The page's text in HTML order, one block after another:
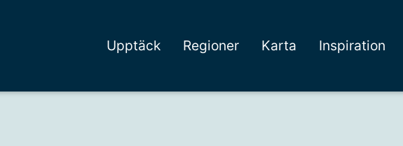
Upptäck Regioner Karta Inspiration